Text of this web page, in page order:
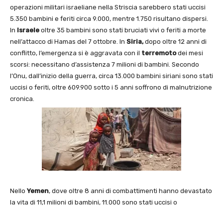
operazioni militari israeliane nella Striscia sarebbero stati uccisi
5.350 bambini e feriti circa 9.000, mentre 1.750 risultano dispersi.
In Israele oltre 35 bambini sono stati bruciati vivi o feriti a morte
nell’attacco di Hamas del 7 ottobre. In Siria,dopo oltre 12 anni di
conflitto, l’emergenza si è aggravata con il terremotodei mesi
scorsi: necessitano d’assistenza 7 milioni di bambini. Secondo
l’Onu, dall’inizio della guerra, circa 13.000 bambini siriani sono stati
uccisi o feriti, oltre 609.900 sotto i 5 anni soffrono di malnutrizione
cronica.
Nello Yemen, dove oltre 8 anni di combattimenti hanno devastato
la vita di 11,1 milioni di bambini, 11.000 sono stati uccisi o